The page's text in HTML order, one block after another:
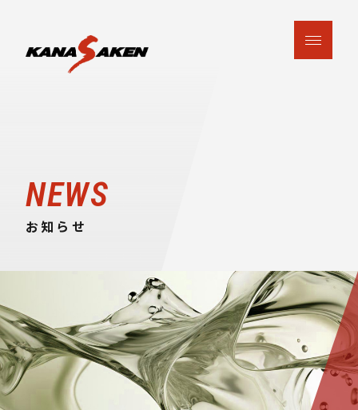
NEWS
お知らせ